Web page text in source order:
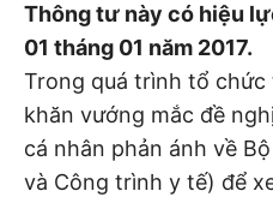
Thông tư này có hiệu
01 tháng 01 năm 2017.
Trong quá trình tổ chức
khăn vướng mắc đề
cá nhân phản ánh về
và Công trình y tế) để